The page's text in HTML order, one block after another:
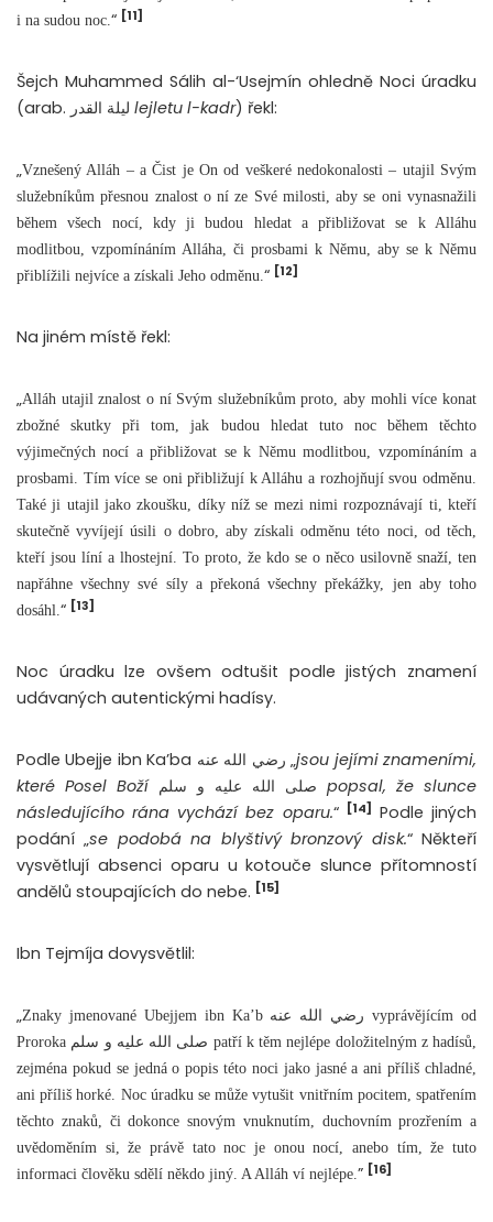
i na sudou noc. “ [11]
Šejch Muhammed Sálih al-‘Usejmín ohledně Noci úradku
lejletu l-kadr) řekl:
„Vznešený Alláh – a Čist je On od veškeré nedokonalosti – utajil Svým
služebníkům přesnou znalost o ní ze Své milosti, aby se oni vynasnažili
během všech nocí, kdy ji budou hledat a přibližovat se k Alláhu
modlitbou, vzpomínáním Alláha, či prosbami k Němu, aby se k Němu
přiblížili nejvíce a získali Jeho odměnu. “ [12]
Na jiném místě řekl:
„Alláh utajil znalost o ní Svým služebníkům proto, aby mohli více konat
zbožné skutky při tom, jak budou hledat tuto noc během těchto
výjimečných nocí a přibližovat se k Němu modlitbou, vzpomínáním a
prosbami. Tím více se oni přibližují k Alláhu a rozhojňují svou odměnu.
Také ji utajil jako zkoušku, díky níž se mezi nimi rozpoznávají ti, kteří
skutečně vyvíjejí úsili o dobro, aby získali odměnu této noci, od těch,
kteří jsou líní a lhostejní. To proto, že kdo se o něco usilovně snaží, ten
napřáhne všechny své síly a překoná všechny překážky, jen aby toho
dosáhl. “ [13]
Noc úradku lze ovšem odtušit podle jistých znamení
udávaných autentickými hadísy.
Podle Ubejje ibn Ka’ba رضي الله عنه „jsou jejími znameními,
které Posel Boží
popsal, že slunce
následujícího rána vychází bez oparu.“ [14]
Podle jiných
podání „se podobá na blyštivý bronzový disk.“ Někteří
vysvětlují absenci oparu u kotouče slunce přítomností
andělů stoupajících do nebe. [15]
Ibn Tejmíja dovysvětlil:
„Znaky jmenované Ubejjem ibn Ka’b رضي الله عنه vyprávějícím od
Proroka صلى الله عليه و سلم patří k těm nejlépe doložitelným z hadísů,
zejména pokud se jedná o popis této noci jako jasné a ani příliš chladné,
ani příliš horké. Noc úradku se může vytušit vnitřním pocitem, spatřením
těchto znaků, či dokonce snovým vnuknutím, duchovním prozřením a
uvědoměním si, že právě tato noc je onou nocí, anebo tím, že tuto
informaci člověku sdělí někdo jiný. A Alláh ví nejlépe. ” [16]